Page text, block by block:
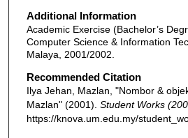
Additional Information
Academic Exercise (Bachelor’s
Computer Science & Information
Malaya, 2001/2002.
Recommended Citation
Ilya Jehan, Mazlan, "Nombor &
Mazlan" (2001). Student Works
https://knova.um.edu.my/